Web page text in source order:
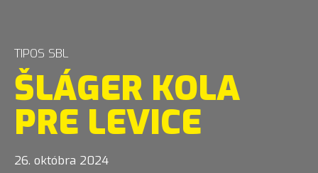
TIPOS SBL
ŠLÁGER KOLA
PRE LEVICE
26. októbra 2024